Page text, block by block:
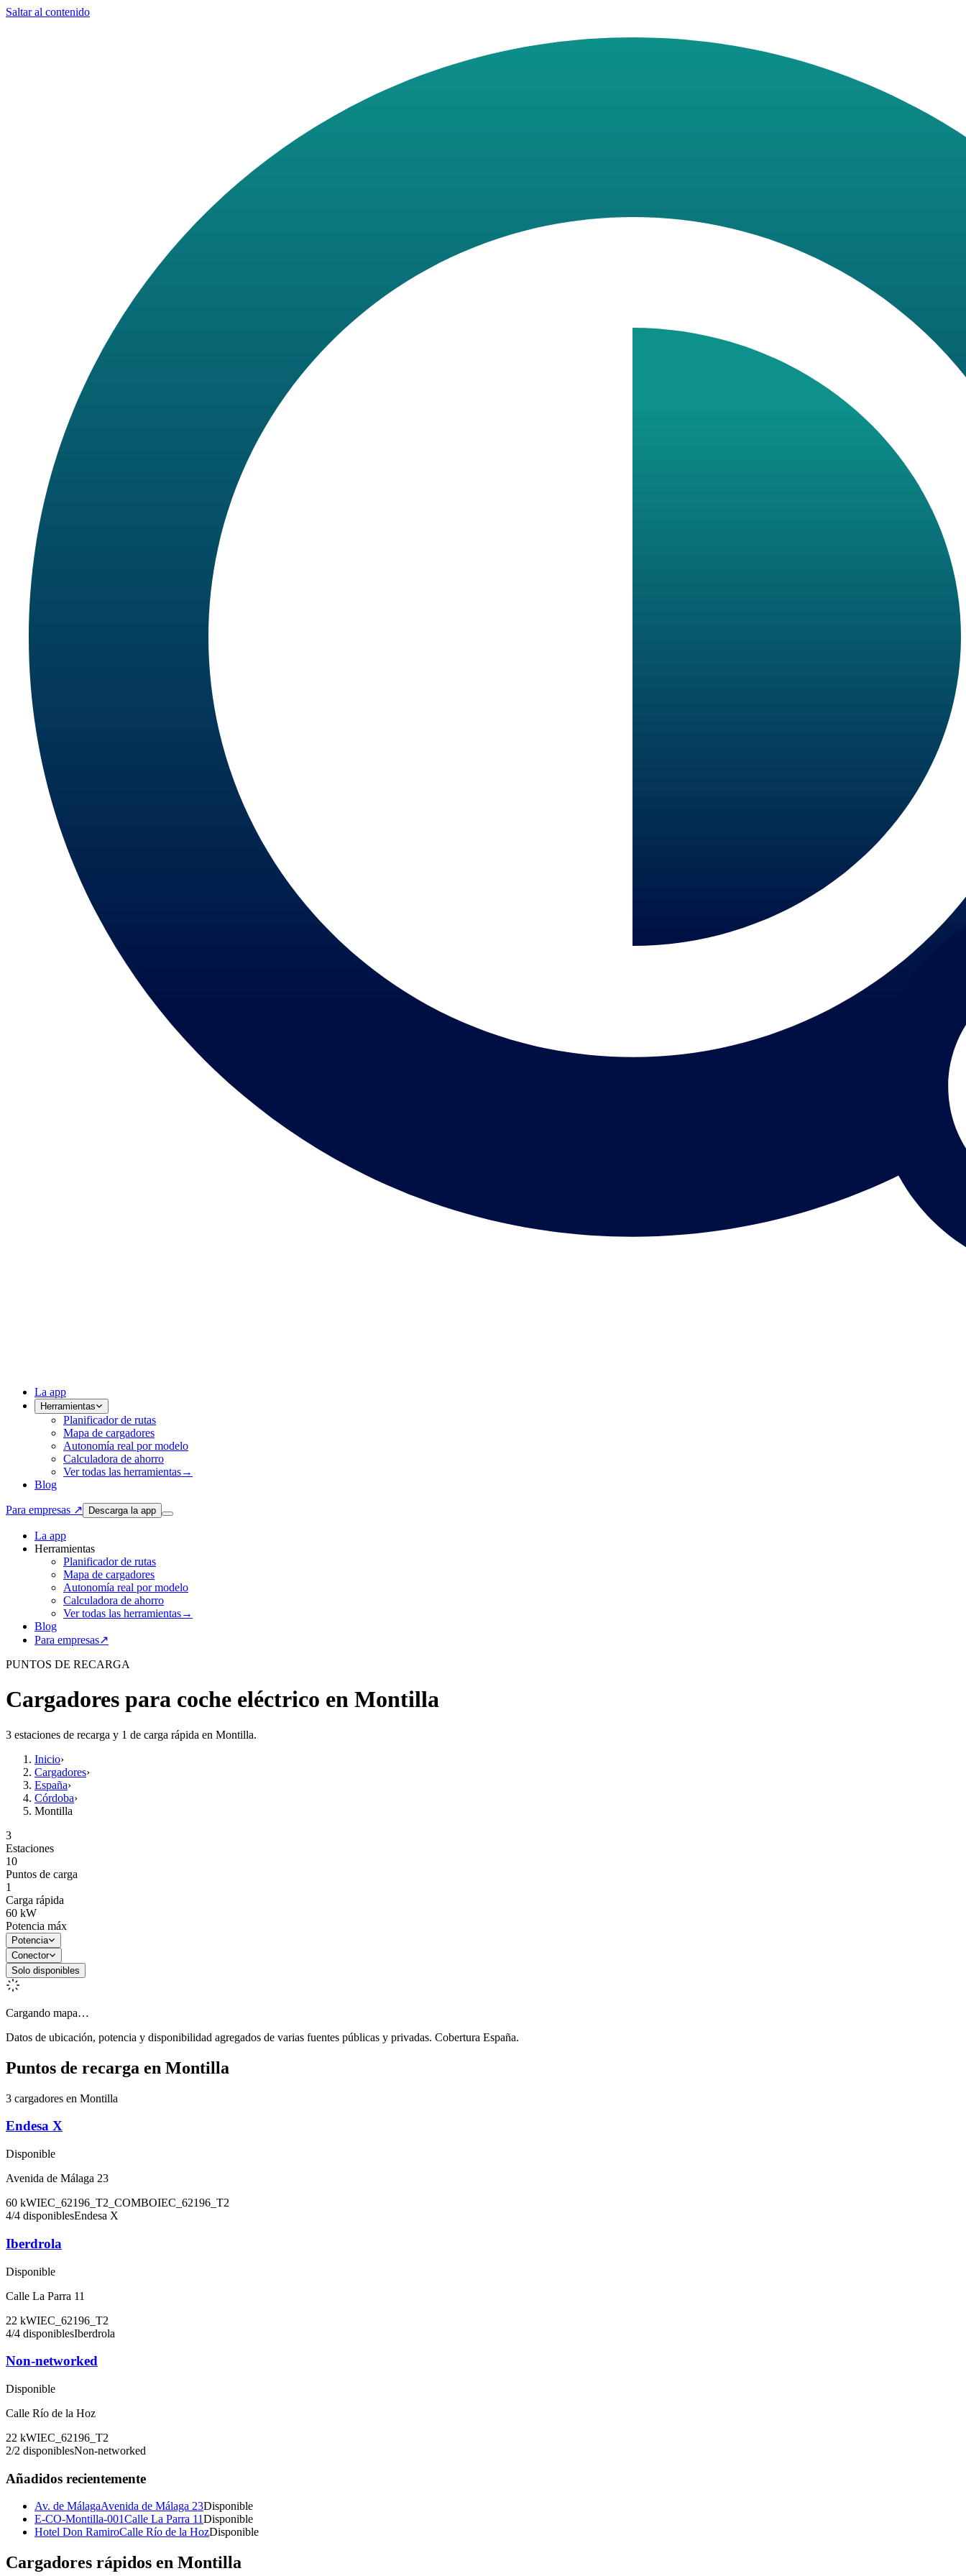
Saltar al contenido
La app
Herramientas
Planificador de rutas
Mapa de cargadores
Autonomía real por modelo
Calculadora de ahorro
Ver todas las herramientas→
Blog
Para empresas ↗ Descarga la app
La app
Herramientas
Planificador de rutas
Mapa de cargadores
Autonomía real por modelo
Calculadora de ahorro
Ver todas las herramientas→
Blog
Para empresas↗
PUNTOS DE RECARGA
Cargadores para coche eléctrico en Montilla
3 estaciones de recarga y 1 de carga rápida en Montilla.
Inicio›
Cargadores›
España›
Córdoba›
Montilla
3
Estaciones
10
Puntos de carga
1
Carga rápida
60 kW
Potencia máx
Potencia
Conector
Solo disponibles
Cargando mapa…
Datos de ubicación, potencia y disponibilidad agregados de varias fuentes públicas y privadas. Cobertura España.
Puntos de recarga en Montilla
3 cargadores en Montilla
Endesa X
Disponible
Avenida de Málaga 23
60 kWIEC_62196_T2_COMBOIEC_62196_T2
4/4 disponiblesEndesa X
Iberdrola
Disponible
Calle La Parra 11
22 kWIEC_62196_T2
4/4 disponiblesIberdrola
Non-networked
Disponible
Calle Río de la Hoz
22 kWIEC_62196_T2
2/2 disponiblesNon-networked
Añadidos recientemente
Av. de MálagaAvenida de Málaga 23Disponible
E-CO-Montilla-001Calle La Parra 11Disponible
Hotel Don RamiroCalle Río de la HozDisponible
Cargadores rápidos en Montilla